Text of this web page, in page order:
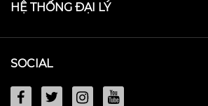
HỆ THỐNG ĐẠI LÝ
SOCIAL